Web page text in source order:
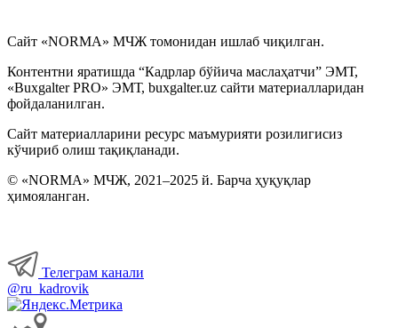
Сайт «NORMA» МЧЖ томонидан ишлаб чиқилган.
Контентни яратишда “Кадрлар бўйича маслаҳатчи” ЭМТ,
«Buxgalter PRO» ЭМТ, buxgalter.uz сайти материалларидан
фойдаланилган.
Сайт материалларини ресурс маъмурияти розилигисиз
кўчириб олиш тақиқланади.
© «NORMA» МЧЖ, 2021–2025 й. Барча ҳуқуқлар
ҳимояланган.
Телеграм канали
@ru_kadrovik